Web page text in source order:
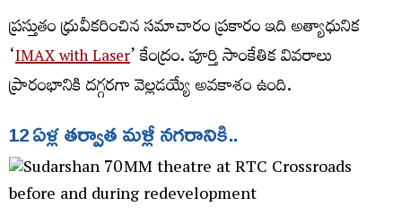
ప్రస్తుతం ధ్రువీకరించిన సమాచారం ప్రకారం ఇది అత్యాధునిక
‘IMAX with Laser’ కేంద్రం. పూర్తి సాంకేతిక వివరాలు
ప్రారంభానికి దగ్గరగా వెల్లడయ్యే అవకాశం ఉంది.
12 ఏళ్ల తర్వాత మళ్లీ నగరానికి..